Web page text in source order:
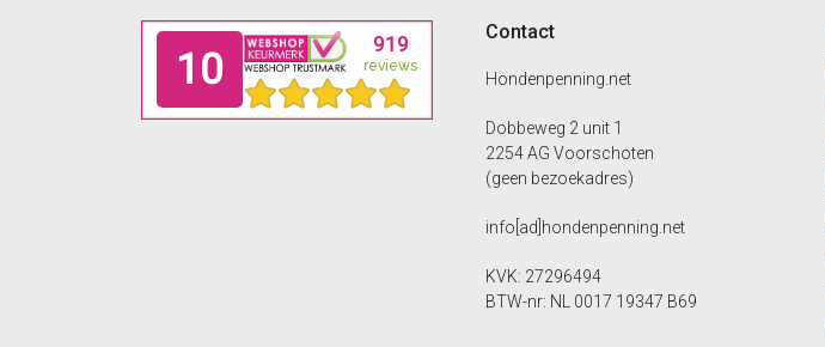
Contact
Hondenpenning.net
Dobbeweg 2 unit 1
2254 AG Voorschoten
(geen bezoekadres)
info[ad]hondenpenning.net
KVK: 27296494
BTW-nr: NL 0017 19347 B69